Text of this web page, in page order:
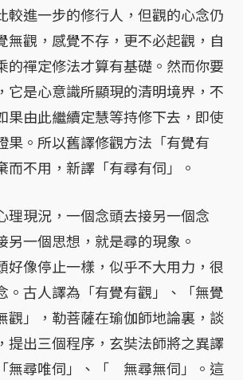
較進一步的修行人，但觀的心念仍
無觀，感覺不存，更不必起觀，自
的禪定修法才算有基礎。然而你要
它是心意識所顯現的清明境界，不
果由此繼續定慧等持修下去，即使
果。所以舊譯修觀方法「有覺有
而不用，新譯「有尋有伺」。
況，一個念頭去接另一個念
另一個思想，就是尋的現象。
好像停止一樣，似乎不大用力，很
。古人譯為「有覺有觀」、「無覺
觀」，勒菩薩在瑜伽師地論裏，談
提出三個程序，玄奘法師將之異譯
無尋唯伺」、「 無尋無伺」。這